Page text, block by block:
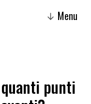
↓ Menu
quanti punti